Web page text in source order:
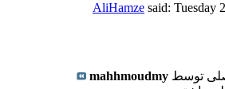
AliHamze said: Tuesday
توسط mahhmoudmy